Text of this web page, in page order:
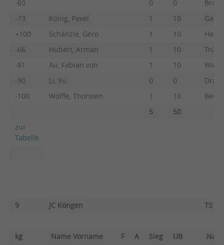
-60
0 0
-73
König, Pavel 1 10
+100
Schänzle, Gero 1 10
-66
Hubert, Arman 1 10
-81
Au, Fabian von 1 10
-90
Li, Yu 0 0
-100
Wölfle, Thorsten 1 10
5
50
zur
Tabelle
9 JC Köngen TS
kg Name Vorname F A Sieg UB